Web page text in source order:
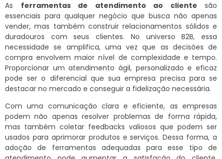
As ferramentas de atendimento ao cliente são
essenciais para qualquer negócio que busca não apenas
vender, mas também construir relacionamentos sólidos e
duradouros com seus clientes. No universo B2B, essa
necessidade se amplifica, uma vez que as decisões de
compra envolvem maior nível de complexidade e tempo.
Proporcionar um atendimento ágil, personalizado e eficaz
pode ser o diferencial que sua empresa precisa para se
destacar no mercado e conseguir a fidelização necessária.
Com uma comunicação clara e eficiente, as empresas
podem não apenas resolver problemas de forma rápida,
mas também coletar feedbacks valiosos que podem ser
usados para aprimorar produtos e serviços. Dessa forma, a
adoção de ferramentas adequadas para esse tipo de